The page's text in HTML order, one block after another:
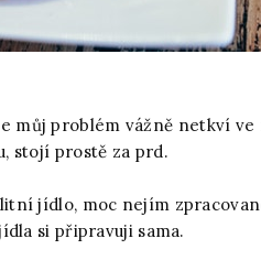
můj problém vážně netkví ve
stojí prostě za prd.
jídlo, moc nejím
si připravuji sama.